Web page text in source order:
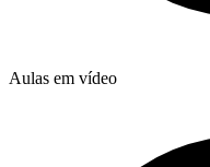
Aulas em vídeo